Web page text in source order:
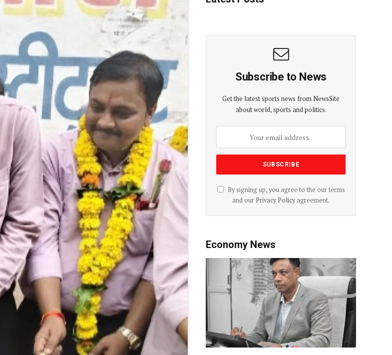
Subscribe to News
Get the latest sports news from NewsSite
about world, sports and politics.
By signing up, you agree to the our terms
and our Privacy Policyagreement.
Economy News